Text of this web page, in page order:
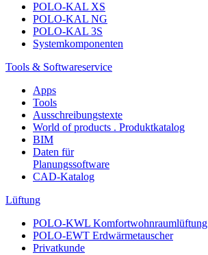
POLO-KAL XS
POLO-KAL NG
POLO-KAL 3S
Systemkomponenten
Tools & Softwareservice
Apps
Tools
Ausschreibungstexte
World of products . Produktkatalog
BIM
Daten für
Planungssoftware
CAD-Katalog
Lüftung
POLO-KWL Komfortwohnraumlüftung
POLO-EWT Erdwärmetauscher
Privatkunde